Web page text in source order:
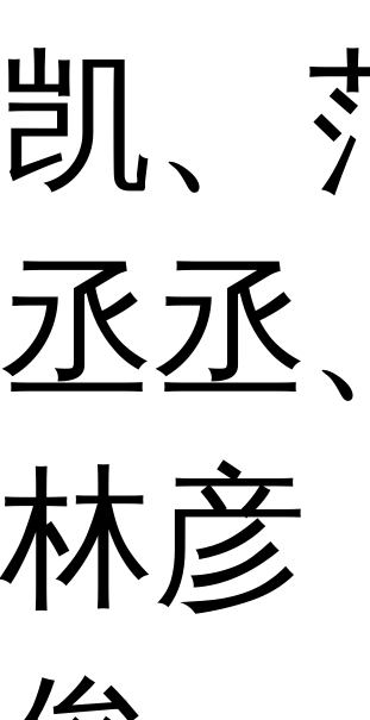
凯、
丞丞
林彦